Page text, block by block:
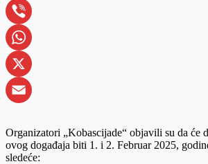
LinkedIn
Viber
WhatsApp
X
Organizatori „Kobascijade“ objavili su da će
ovog događaja biti 1. i 2. Februar 2025,
sledeće: